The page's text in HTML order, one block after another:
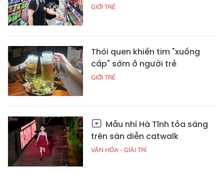
GIỚI TRẺ
Thói quen khiến tim "xuống
cấp" sớm ở người trẻ
GIỚI TRẺ
Mẫu nhí Hà Tĩnh tỏa sáng
trên sàn diễn catwalk
VĂN HÓA - GIẢI TRÍ